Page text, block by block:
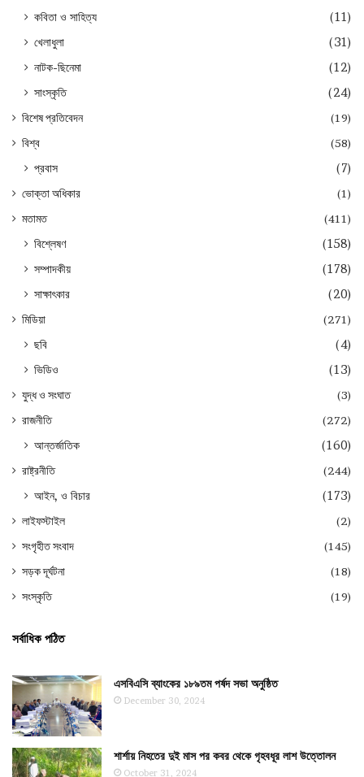
কবিতা ও সাহিত্য
(11)
খেলাধুলা
(31)
নাটক-ছিনেমা
(12)
সাংস্কৃতি
(24)
বিশেষ প্রতিবেদন
(19)
বিশ্ব
(58)
প্রবাস (7)
ভোক্তা অধিকার
(1)
মতামত
(411)
বিশ্লেষণ
(158)
সম্পাদকীয়
(178)
সাক্ষাৎকার
(20)
মিডিয়া (271)
ছবি
(4)
ভিডিও
(13)
যুদ্ধ ও সংঘাত
(3)
রাজনীতি
(272)
আন্তর্জাতিক (160)
রাষ্ট্রনীতি (244)
আইন, ও বিচার (173)
লাইফস্টাইল
(2)
সংগৃহীত সংবাদ
(145)
সড়ক দূর্ঘটনা
(18)
সংস্কৃতি
(19)
সর্বাধিক পঠিত
এসবিএসি ব্যাংকের ১৮৯তম পর্ষদ সভা অনুষ্ঠিত
December 30, 2024
শার্শায় নিহতের দুই মাস পর কবর থেকে গৃহবধূর লাশ উত্তোলন
October 31, 2024